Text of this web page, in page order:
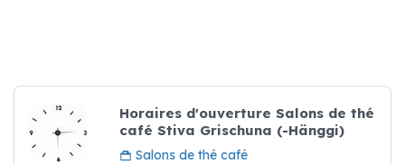
Horaires d'ouverture Salons de thé
café Stiva Grischuna (-Hänggi)
Salons de thé café